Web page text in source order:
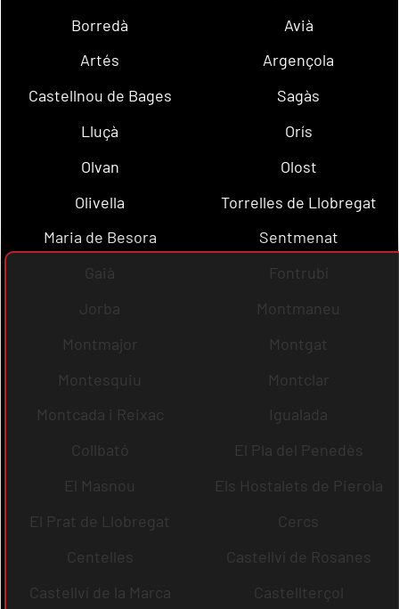
Borredà
Avià
Artés
Argençola
Castellnou de Bages
Sagàs
Lluçà
Orís
Olvan
Olost
Olivella
Torrelles de Llobregat
Maria de Besora
Sentmenat
Gaià
Fontrubí
Jorba
Montmaneu
Montmajor
Montgat
Montesquiu
Montclar
Montcada i Reixac
Igualada
Collbató
El Pla del Penedès
El Masnou
Els Hostalets de Pierola
El Prat de Llobregat
Cercs
Centelles
Castellví de Rosanes
Castellví de la Marca
Castellterçol